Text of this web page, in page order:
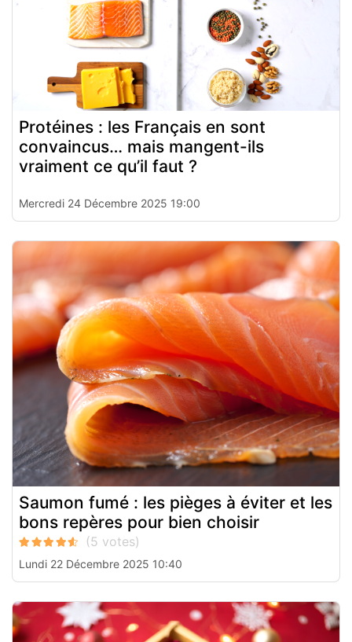
Protéines : les Français en sont
convaincus… mais mangent-ils
vraiment ce qu’il faut ?
Mercredi 24 Décembre 2025 19:00
Saumon fumé : les pièges à éviter et les
bons repères pour bien choisir
Lundi 22 Décembre 2025 10:40